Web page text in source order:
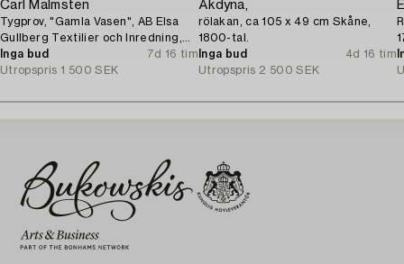
Carl Malmsten
Tygprov, "Gamla Vasen", AB Elsa
Gullberg Textilier och Inredning,
Stockholm, 1920-tal.
Inga bud
7d 16 tim
Utropspris 1 500 SEK
Åkdyna,
rölakan, ca 105 x 49 cm Skåne,
1800-tal.
Inga bud
4d 16 tim
Utropspris 2 500 SEK